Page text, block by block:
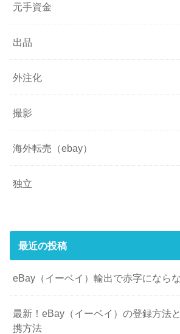
元手資金
出品
外注化
撮影
海外転売（ebay）
独立
最近の投稿
eBay（イーベイ）輸出で赤字になら
最新！eBay（イーベイ）の登録方法
携方法